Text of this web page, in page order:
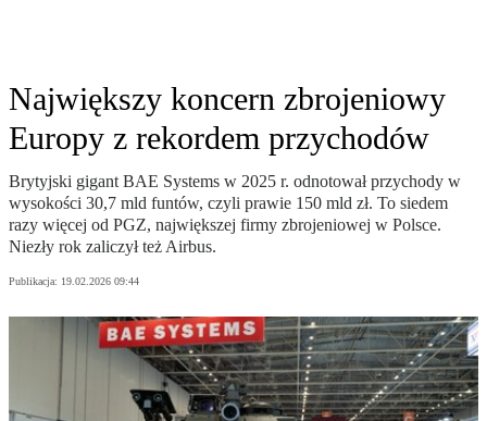
Największy koncern zbrojeniowy
Europy z rekordem przychodów
Brytyjski gigant BAE Systems w 2025 r. odnotował przychody w
wysokości 30,7 mld funtów, czyli prawie 150 mld zł. To siedem
razy więcej od PGZ, największej firmy zbrojeniowej w Polsce.
Niezły rok zaliczył też Airbus.
Publikacja: 19.02.2026 09:44